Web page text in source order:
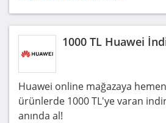
1000 TL Huawei
Huawei online mağazaya
ürünlerde 1000 TL'ye varan
anında al!